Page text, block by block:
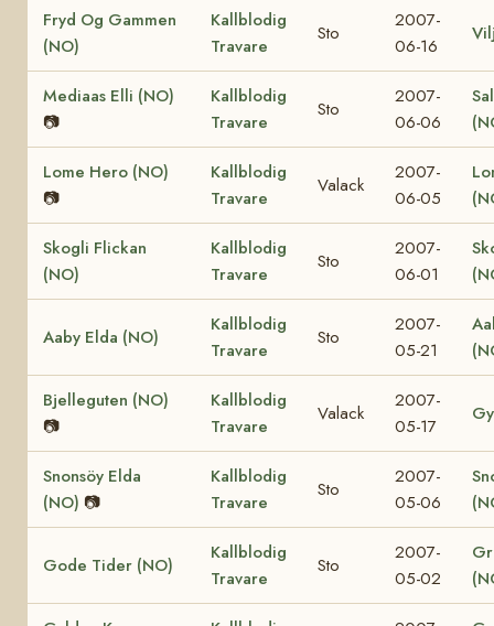
Fryd Og Gammen
(NO)
Kallblodig
Travare
Sto
2007-
06-16
Mediaas Elli (NO)
📷
Kallblodig
Travare
Sto
2007-
06-06
Lome Hero (NO)
📷
Kallblodig
Travare
Valack
2007-
06-05
Skogli Flickan
(NO)
Kallblodig
Travare
Sto
2007-
06-01
Aaby Elda (NO)
Kallblodig
Travare
Sto
2007-
05-21
Bjelleguten (NO)
📷
Kallblodig
Travare
Valack
2007-
05-17
Snonsöy Elda
(NO) 📷
Kallblodig
Travare
Sto
2007-
05-06
Gode Tider (NO)
Kallblodig
Travare
Sto
2007-
05-02